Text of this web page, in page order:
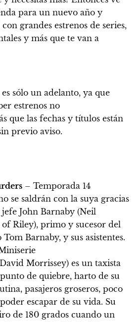
para un nuevo año y
con grandes estrenos de series,
y más que te van a
sólo un adelanto, ya que
estrenos no
que las fechas y títulos están
previo aviso.
– Temporada 14
se saldrán con la suya gracias
John Barnaby (Neil
Riley), primo y sucesor del
Barnaby, y sus asistentes.
Morrissey) es un taxista
de quiebre, harto de su
pasajeros groseros, poco
escapar de su vida. Su
de 180 grados cuando un